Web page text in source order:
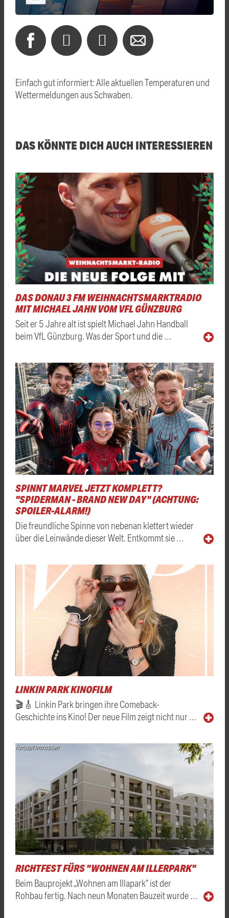
Einfach gut informiert: Alle aktuellen Temperaturen und
Wettermeldungen aus Schwaben.
DAS KÖNNTE DICH AUCH INTERESSIEREN
DAS DONAU 3 FM WEIHNACHTSMARKTRADIO
MIT MICHAEL JAHN VOM VFL GÜNZBURG
Seit er 5 Jahre alt ist spielt Michael Jahn Handball
beim VfL Günzburg. Was der Sport und die …
SPINNT MARVEL JETZT KOMPLETT?
"SPIDERMAN - BRAND NEW DAY" (ACHTUNG:
SPOILER-ALARM!)
Die freundliche Spinne von nebenan klettert wieder
über die Leinwände dieser Welt. Entkommt sie …
LINKIN PARK KINOFILM
🎬🎸 Linkin Park bringen ihre Comeback-
Geschichte ins Kino! Der neue Film zeigt nicht nur …
Konzept Immobilien
RICHTFEST FÜRS "WOHNEN AM ILLERPARK"
Beim Bauprojekt „Wohnen am Illapark“ ist der
Rohbau fertig. Nach neun Monaten Bauzeit wurde …